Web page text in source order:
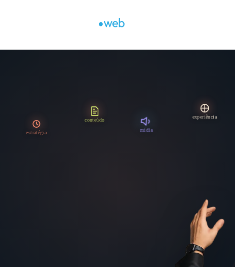
estratégia
conteúdo
mídia
experiência